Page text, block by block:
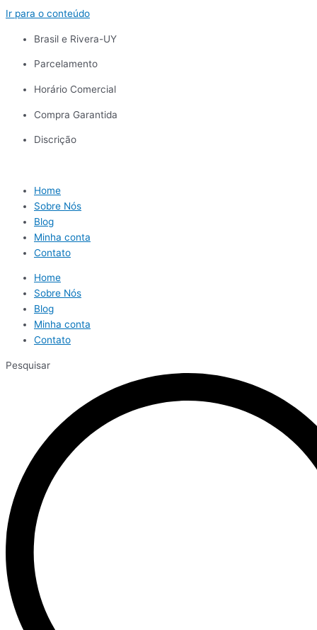
Ir para o conteúdo
Brasil e Rivera-UY
Parcelamento
Horário Comercial
Compra Garantida
Discrição
Home
Sobre Nós
Blog
Minha conta
Contato
Home
Sobre Nós
Blog
Minha conta
Contato
Pesquisar